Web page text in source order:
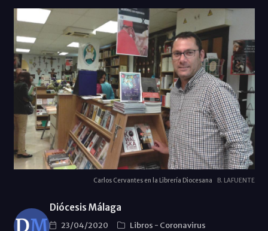
Carlos Cervantes en la Librería Diocesana B. LAFUENTE
Diócesis Málaga
23/04/2020 Libros - Coronavirus